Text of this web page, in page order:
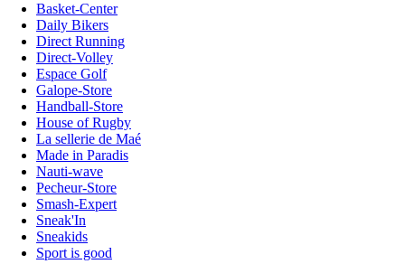
Basket-Center
Daily Bikers
Direct Running
Direct-Volley
Espace Golf
Galope-Store
Handball-Store
House of Rugby
La sellerie de Maé
Made in Paradis
Nauti-wave
Pecheur-Store
Smash-Expert
Sneak'In
Sneakids
Sport is good